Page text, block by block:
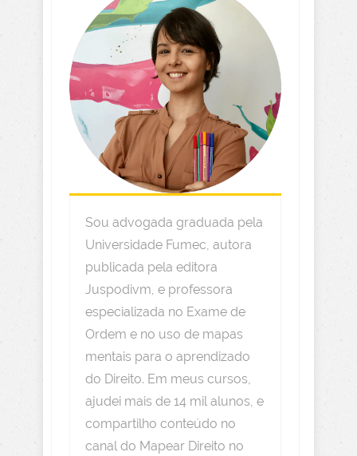
Sou advogada graduada pela
Universidade Fumec, autora
publicada pela editora
Juspodivm, e professora
especializada no Exame de
Ordem e no uso de mapas
mentais para o aprendizado
do Direito. Em meus cursos,
ajudei mais de 14 mil alunos, e
compartilho conteúdo no
canal do Mapear Direito no